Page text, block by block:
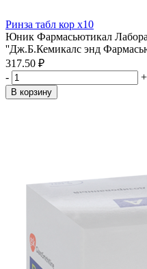
Ринза табл кор x10
Юник Фармасьютикал
''Дж.Б.Кемикалс энд
317.50 ₽
-
+
В корзину